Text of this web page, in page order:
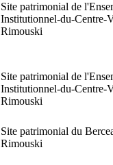
Site patrimonial de
Institutionnel-du-Centre-
Rimouski
Site patrimonial de
Institutionnel-du-Centre-
Rimouski
Site patrimonial du
Rimouski